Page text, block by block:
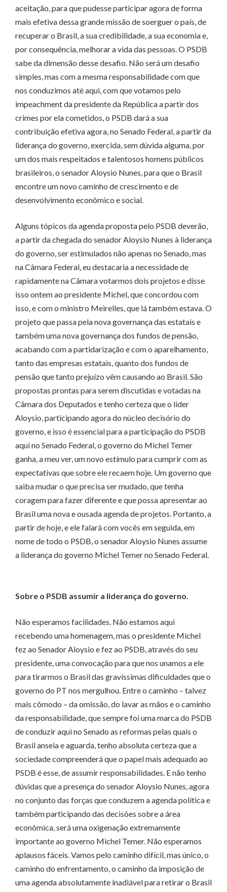
aceitação, para que pudesse participar agora de forma
mais efetiva dessa grande missão de soerguer o país, de
recuperar o Brasil, a sua credibilidade, a sua economia e,
por consequência, melhorar a vida das pessoas. O PSDB
sabe da dimensão desse desafio. Não será um desafio
simples, mas com a mesma responsabilidade com que
nos conduzimos até aqui, com que votamos pelo
impeachment da presidente da República a partir dos
crimes por ela cometidos, o PSDB dará a sua
contribuição efetiva agora, no Senado Federal, a partir da
liderança do governo, exercida, sem dúvida alguma, por
um dos mais respeitados e talentosos homens públicos
brasileiros, o senador Aloysio Nunes, para que o Brasil
encontre um novo caminho de crescimento e de
desenvolvimento econômico e social.
Alguns tópicos da agenda proposta pelo PSDB deverão,
a partir da chegada do senador Aloysio Nunes à liderança
do governo, ser estimulados não apenas no Senado, mas
na Câmara Federal, eu destacaria a necessidade de
rapidamente na Câmara votarmos dois projetos e disse
isso ontem ao presidente Michel, que concordou com
isso, e com o ministro Meirelles, que lá também estava. O
projeto que passa pela nova governança das estatais e
também uma nova governança dos fundos de pensão,
acabando com a partidarização e com o aparelhamento,
tanto das empresas estatais, quanto dos fundos de
pensão que tanto prejuízo vêm causando ao Brasil. São
propostas prontas para serem discutidas e votadas na
Câmara dos Deputados e tenho certeza que o líder
Aloysio, participando agora do núcleo decisório do
governo, e isso é essencial para a participação do PSDB
aqui no Senado Federal, o governo do Michel Temer
ganha, a meu ver, um novo estímulo para cumprir com as
expectativas que sobre ele recaem hoje. Um governo que
saiba mudar o que precisa ser mudado, que tenha
coragem para fazer diferente e que possa apresentar ao
Brasil uma nova e ousada agenda de projetos. Portanto, a
partir de hoje, e ele falará com vocês em seguida, em
nome de todo o PSDB, o senador Aloysio Nunes assume
a liderança do governo Michel Temer no Senado Federal.
Sobre o PSDB assumir a liderança do governo.
Não esperamos facilidades. Não estamos aqui
recebendo uma homenagem, mas o presidente Michel
fez ao Senador Aloysio e fez ao PSDB, através do seu
presidente, uma convocação para que nos unamos a ele
para tirarmos o Brasil das gravíssimas dificuldades que o
governo do PT nos mergulhou. Entre o caminho – talvez
mais cômodo – da omissão, do lavar as mãos e o caminho
da responsabilidade, que sempre foi uma marca do PSDB
de conduzir aqui no Senado as reformas pelas quais o
Brasil anseia e aguarda, tenho absoluta certeza que a
sociedade compreenderá que o papel mais adequado ao
PSDB é esse, de assumir responsabilidades. E não tenho
dúvidas que a presença do senador Aloysio Nunes, agora
no conjunto das forças que conduzem a agenda política e
também participando das decisões sobre a área
econômica, será uma oxigenação extremamente
importante ao governo Michel Temer. Não esperamos
aplausos fáceis. Vamos pelo caminho difícil, mas único, o
caminho do enfrentamento, o caminho da imposição de
uma agenda absolutamente inadiável para retirar o Brasil